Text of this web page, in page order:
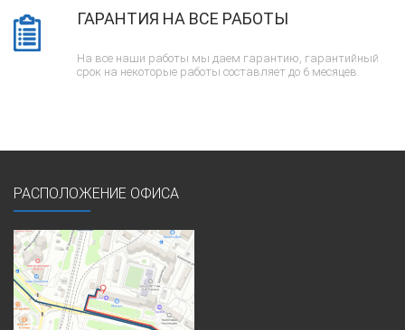
ГАРАНТИЯ НА ВСЕ РАБОТЫ
На все наши работы мы даем гарантию, гарантийный
срок на некоторые работы составляет до 6 месяцев.
РАСПОЛОЖЕНИЕ ОФИСА